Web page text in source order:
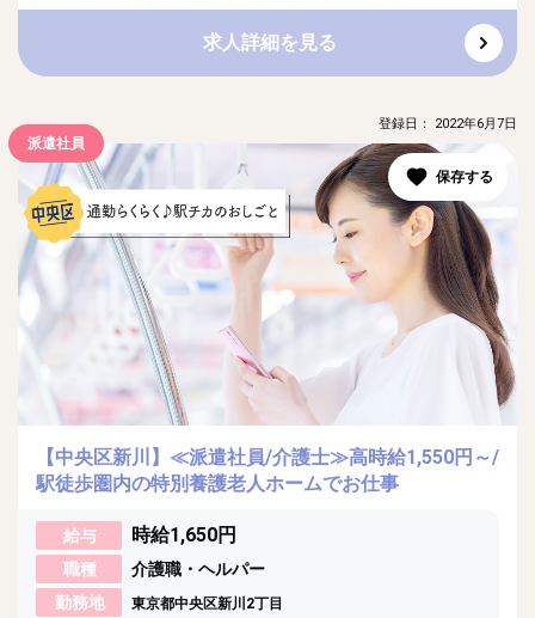
求人詳細を見る
派遣社員
登録日： 2022年6月7日
【中央区新川】≪派遣社員/介護士≫高時給1,550円～/
駅徒歩圏内の特別養護老人ホームでお仕事
給与 時給1,650円
職種
介護職・ヘルパー
勤務地
東京都中央区新川2丁目